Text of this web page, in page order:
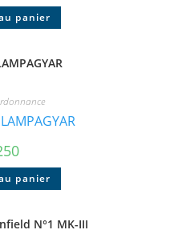
panier
panier
N°1 MK-III